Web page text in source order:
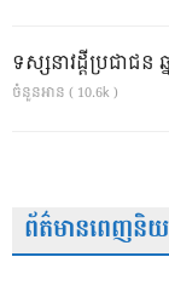
ទស្សនាវដ្ដីប្រជាជ
ចំនួនអាន ( 10.6k )
ព័ត៌មានពេញនិ